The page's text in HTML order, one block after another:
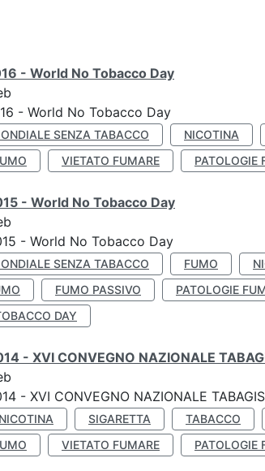
- World No Tobacco Day
- World No Tobacco Day
SENZA TABACCO NICOTINA
VIETATO FUMARE PATOLOGIE
- World No Tobacco Day
- World No Tobacco Day
SENZA TABACCO FUMO
FUMO PASSIVO PATOLOGIE
DAY
- XVI CONVEGNO NAZIONALE
- XVI CONVEGNO NAZIONALE
NICOTINA SIGARETTA TABACCO
VIETATO FUMARE PATOLOGIE